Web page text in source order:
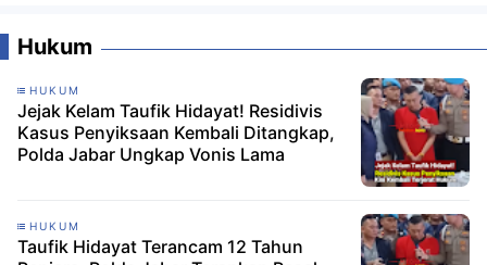
Hukum
HUKUM
Jejak Kelam Taufik Hidayat! Residivis
Kasus Penyiksaan Kembali Ditangkap,
Polda Jabar Ungkap Vonis Lama
HUKUM
Taufik Hidayat Terancam 12 Tahun